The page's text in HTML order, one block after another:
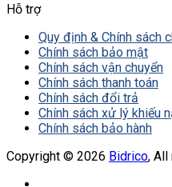
Hỗ trợ
Quy định & Chính sách
Chính sách bảo mật
Chính sách vận chuyển
Chính sách thanh toán
Chính sách đổi trả
Chính sách xử lý khiếu
Chính sách bảo hành
Copyright © 2026 Bidrico, All